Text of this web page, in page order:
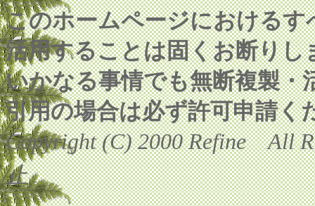
このホームページにおける
活用することは固くお断りし
いかなる事情でも無断複製・
引用の場合は必ず許可申請く
Copyright (C) 2000 Refine All
止